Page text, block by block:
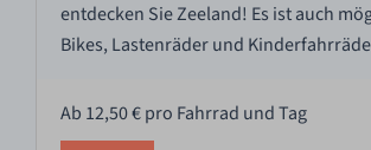
entdecken Sie Zeeland! Es ist auch
Bikes, Lastenräder und
Ab 12,50 € pro Fahrrad und Tag